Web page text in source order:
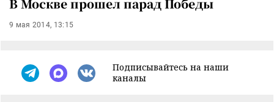
В Москве прошел парад Победы
9 мая 2014, 13:15
Подписывайтесь на наши
каналы